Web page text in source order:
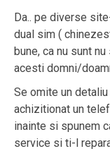
Da.. pe diverse
dual sim (
bune, ca nu sunt
acesti domni/
Se omite un
achizitionat un
inainte si spunem
service si ti-l